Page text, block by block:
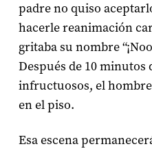
padre no quiso
hacerle reanimación
gritaba su nombre
Después de 10 minutos
infructuosos, el
en el piso.
Esa escena